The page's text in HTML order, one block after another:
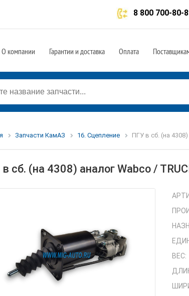
8 800 700-80-
О компании Гарантии и доставка Оплата
Запчасти КамАЗ 16. Сцепление ПГУ в сб. (на
сб. (на 4308) аналог Wabco /
ВЕС: